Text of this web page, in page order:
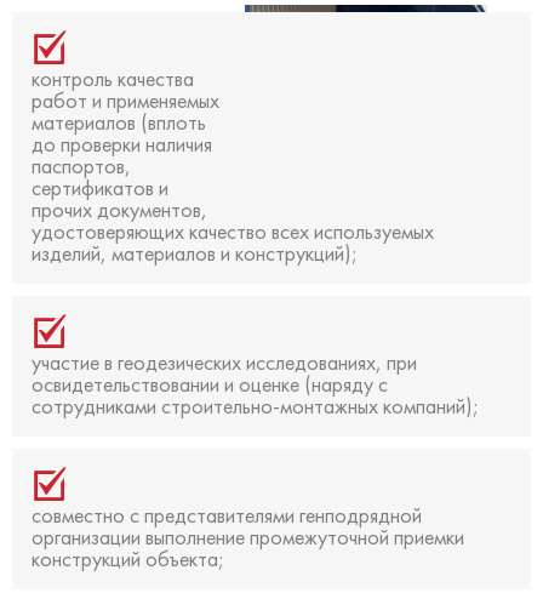
контроль качества
работ и применяемых
материалов (вплоть
до проверки наличия
паспортов,
сертификатов и
прочих документов,
удостоверяющих качество всех используемых
изделий, материалов и конструкций);
участие в геодезических исследованиях, при
освидетельствовании и оценке (наряду с
сотрудниками строительно-монтажных компаний);
совместно с представителями генподрядной
организации выполнение промежуточной приемки
конструкций объекта;